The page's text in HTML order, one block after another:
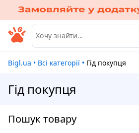
Bigl.ua • Всі категорії • Гід покупця
Гід покупця
Пошук товару